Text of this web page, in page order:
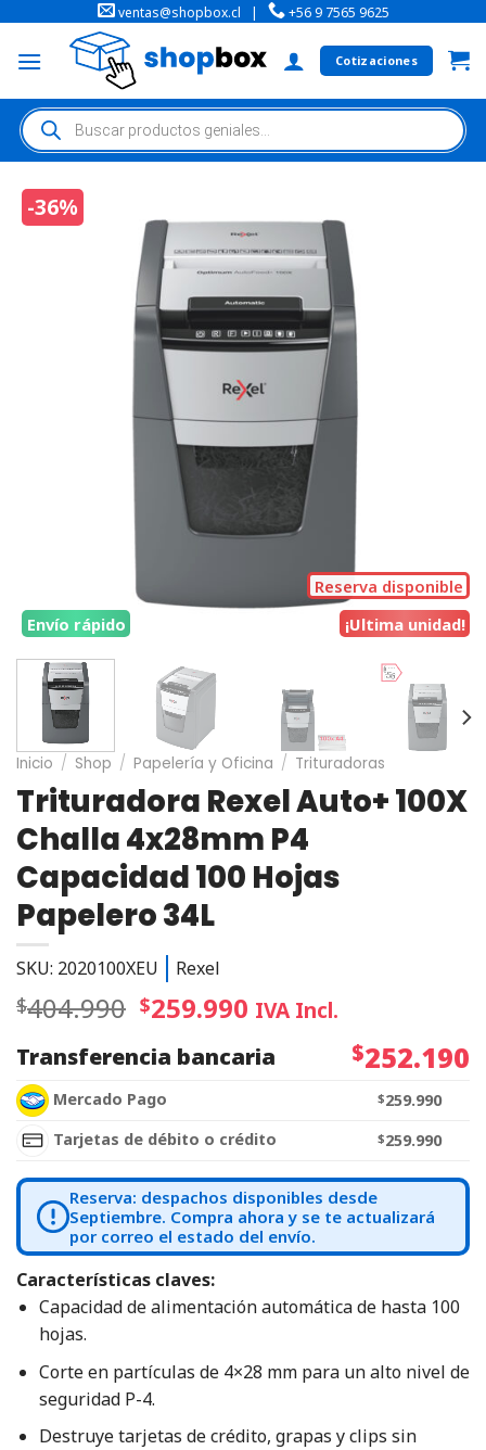
ventas@shopbox.cl | +56 9 7565 9625
Cotizaciones
-36%
¡Ultima unidad!
Reserva disponible
Envío rápido
Inicio / Shop / Papelería y Oficina / Trituradoras
Trituradora Rexel Auto+ 100X
Challa 4x28mm P4
Capacidad 100 Hojas
Papelero 34L
SKU: 2020100XEU Rexel
$404.990 $259.990 IVA Incl.
Transferencia bancaria
$252.190
Mercado Pago $259.990
Tarjetas de débito o crédito
$259.990
Reserva: despachos disponibles desde
Septiembre. Compra ahora y se te actualizará
por correo el estado del envío.
Características claves:
Capacidad de alimentación automática de hasta 100
hojas.
Corte en partículas de 4×28 mm para un alto nivel de
seguridad P-4.
Destruye tarjetas de crédito, grapas y clips sin